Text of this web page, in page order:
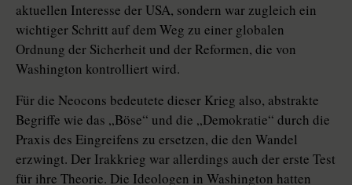
aktuellen Interesse der USA, sondern war zugleich ein
wichtiger Schritt auf dem Weg zu einer globalen
Ordnung der Sicherheit und der Reformen, die von
Washington kontrolliert wird.
Für die Neocons bedeutete dieser Krieg also, abstrakte
Begriffe wie das „Böse“ und die „Demokratie“ durch die
Praxis des Eingreifens zu ersetzen, die den Wandel
erzwingt. Der Irakkrieg war allerdings auch der erste Test
für ihre Theorie. Die Ideologen in Washington hatten